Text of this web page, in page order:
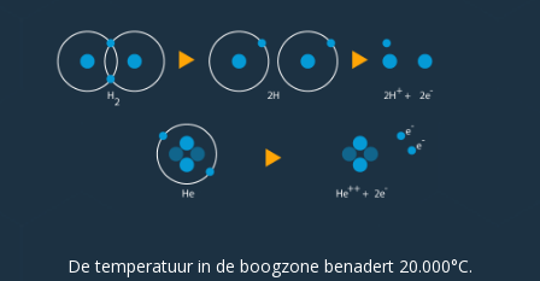
De temperatuur in de boogzone benadert 20.000°C.